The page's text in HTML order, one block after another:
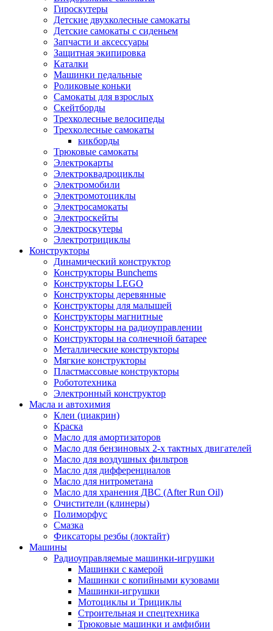
Гироскутеры
Детские двухколесные самокаты
Детские самокаты с сиденьем
Запчасти и аксессуары
Защитная экипировка
Каталки
Машинки педальные
Роликовые коньки
Самокаты для взрослых
Скейтборды
Трехколесные велосипеды
Трехколесные самокаты
кикборды
Трюковые самокаты
Электрокарты
Электроквадроциклы
Электромобили
Электромотоциклы
Электросамокаты
Электроскейты
Электроскутеры
Электротрициклы
Конструкторы
Динамический конструктор
Конструкторы Bunchems
Конструкторы LEGO
Конструкторы деревянные
Конструкторы для малышей
Конструкторы магнитные
Конструкторы на радиоуправлении
Конструкторы на солнечной батарее
Металлические конструкторы
Мягкие конструкторы
Пластмассовые конструкторы
Робототехника
Электронный конструктор
Масла и автохимия
Клеи (циакрин)
Краска
Масло для амортизаторов
Масло для бензиновых 2-х тактных двигателей
Масло для воздушных фильтров
Масло для дифференциалов
Масло для нитрометана
Масло для хранения ДВС (After Run Oil)
Очистители (клинеры)
Полиморфус
Смазка
Фиксаторы резбы (локтайт)
Машины
Радиоуправляемые машинки-игрушки
Машинки с камерой
Машинки с копийными кузовами
Машинки-игрушки
Мотоциклы и Трициклы
Строительная и спецтехника
Трюковые машинки и амфибии